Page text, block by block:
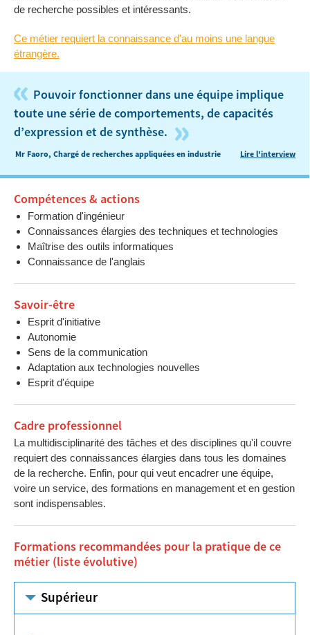
de recherche possibles et intéressants.
Ce métier requiert la connaissance d'au moins une langue
étrangère.
« Pouvoir fonctionner dans une équipe implique
toute une série de comportements, de capacités
d’expression et de synthèse. »
Mr Faoro, Chargé de recherches appliquées en industrie Lire l'interview
Compétences & actions
Formation d'ingénieur
Connaissances élargies des techniques et technologies
Maîtrise des outils informatiques
Connaissance de l'anglais
Savoir-être
Esprit d'initiative
Autonomie
Sens de la communication
Adaptation aux technologies nouvelles
Esprit d'équipe
Cadre professionnel
La multidisciplinarité des tâches et des disciplines qu'il couvre
requiert des connaissances élargies dans tous les domaines
de la recherche. Enfin, pour qui veut encadrer une équipe,
voire un service, des formations en management et en gestion
sont indispensables.
Formations recommandées pour la pratique de ce
métier (liste évolutive)
Supérieur